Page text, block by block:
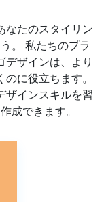
なたのスタイリン
。 私たちのプラ
デザインは、より
に役立ちます。
ザインスキルを習
成できます。